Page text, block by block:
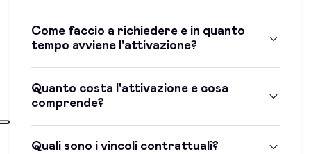
Come faccio a richiedere e in quanto
tempo avviene l'attivazione?
Quanto costa l'attivazione e cosa
comprende?
Quali sono i vincoli contrattuali?